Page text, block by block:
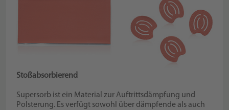
Stoßabsorbierend
Supersorb ist ein Material zur Auftrittsdämpfung und
Polsterung. Es verfügt sowohl über dämpfende als auch